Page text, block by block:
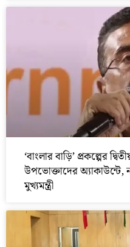
‘বাংলার বাড়ি’ প্রকল্পের
উপভোক্তাদের অ্যাকাউন্টে,
মুখ্যমন্ত্রী